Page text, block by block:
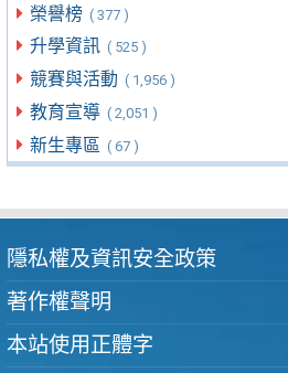
榮譽榜 ( 377 )
升學資訊 ( 525 )
競賽與活動 ( 1,956 )
教育宣導 ( 2,051 )
新生專區 ( 67 )
隱私權及資訊安全政策
著作權聲明
本站使用正體字